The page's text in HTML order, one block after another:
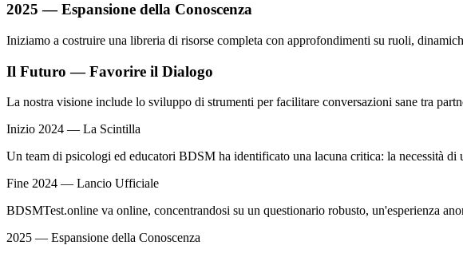
2025 — Espansione della Conoscenza
Iniziamo a costruire una libreria di risorse completa con approfondimenti su ruoli,
Il Futuro — Favorire il Dialogo
La nostra visione include lo sviluppo di strumenti per facilitare conversazioni sane tra
Inizio 2024 — La Scintilla
Un team di psicologi ed educatori BDSM ha identificato una lacuna critica: la necessità
Fine 2024 — Lancio Ufficiale
BDSMTest.online va online, concentrandosi su un questionario robusto, un'esperienza
2025 — Espansione della Conoscenza